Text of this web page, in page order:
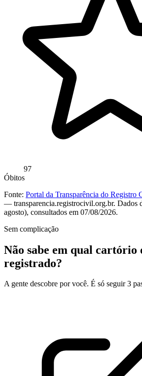
97
Óbitos
Fonte: Portal da Transparência do
— transparencia.registrocivil.org.br. Dados
agosto), consultados em 07/08/2026.
Sem complicação
Não sabe em qual
registrado?
A gente descobre por você. É só seguir 3